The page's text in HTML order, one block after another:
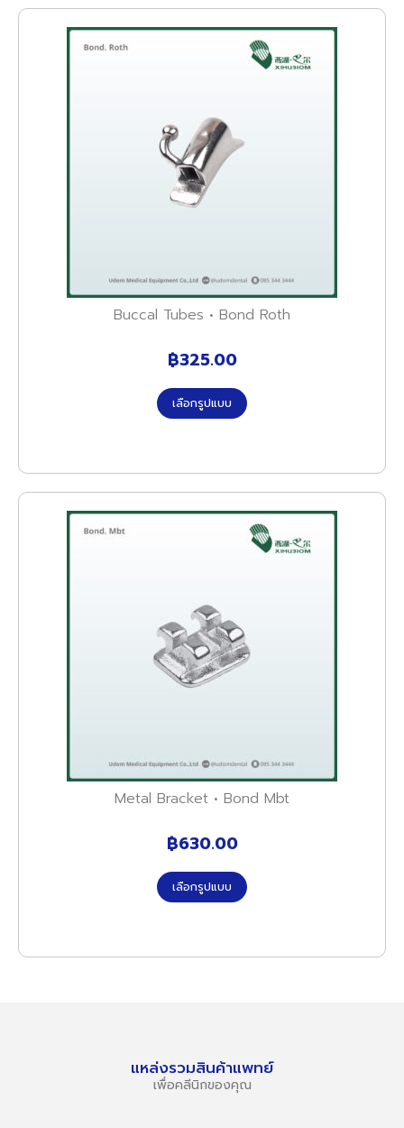
Buccal Tubes • Bond Roth
฿325.00
เลือกรูปแบบ
Metal Bracket • Bond Mbt
฿630.00
เลือกรูปแบบ
แหล่งรวมสินค้าแพทย์
เพื่อคลีนิกของคุณ